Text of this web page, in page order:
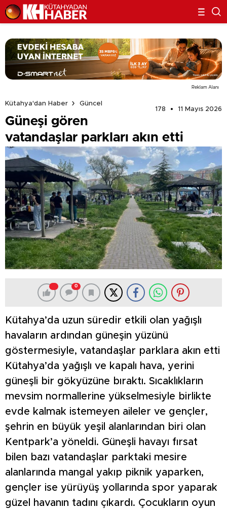
Reklam Alanı
Kütahya'dan Haber
Güncel
178
11 Mayıs 2026
Güneşi gören
vatandaşlar parkları akın etti
0
Kütahya’da uzun süredir etkili olan yağışlı
havaların ardından güneşin yüzünü
göstermesiyle, vatandaşlar parklara akın etti
Kütahya’da yağışlı ve kapalı hava, yerini
güneşli bir gökyüzüne bıraktı. Sıcaklıkların
mevsim normallerine yükselmesiyle birlikte
evde kalmak istemeyen aileler ve gençler,
şehrin en büyük yeşil alanlarından biri olan
Kentpark’a yöneldi. Güneşli havayı fırsat
bilen bazı vatandaşlar parktaki mesire
alanlarında mangal yakıp piknik yaparken,
gençler ise yürüyüş yollarında spor yaparak
güzel havanın tadını çıkardı. Çocukların oyun